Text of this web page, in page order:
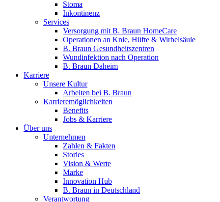
Stoma
Inkontinenz
Services
Versorgung mit B. Braun HomeCare
Operationen an Knie, Hüfte & Wirbelsäule
B. Braun Gesundheitszentren
Wundinfektion nach Operation
B. Braun Daheim
Karriere
Unsere Kultur
Arbeiten bei B. Braun
Karrieremöglichkeiten
Benefits
Jobs & Karriere
Über uns
Unternehmen
Zahlen & Fakten
Stories
Vision & Werte
Marke
Innovation Hub
B. Braun in Deutschland
Verantwortung